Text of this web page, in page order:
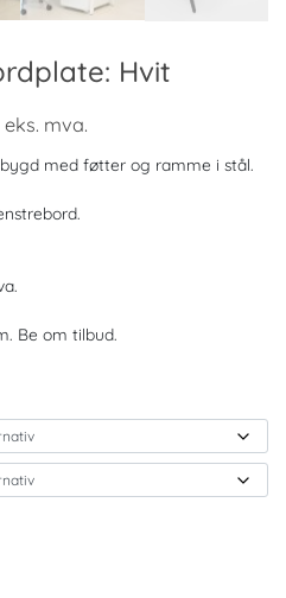
Hvit
Prisområde:
kr. 2.950
3.590
eks. mva.
med føtter og ramme i stål.
Be om tilbud.